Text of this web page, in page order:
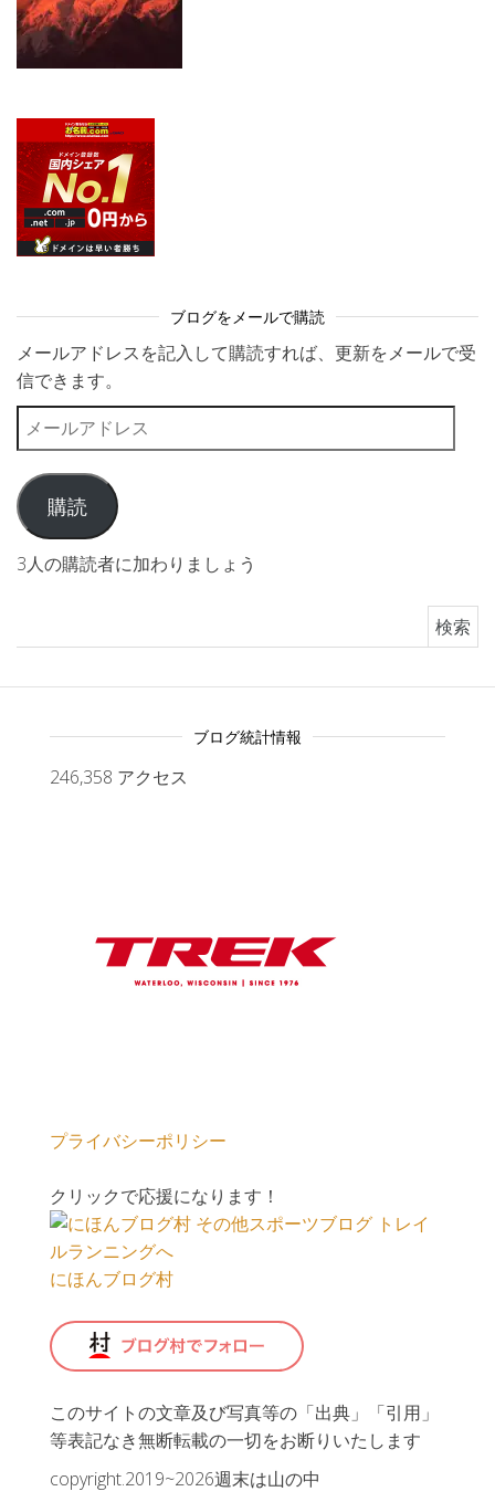
ブログをメールで購読
メールアドレスを記入して購読すれば、更新をメールで受
信できます。
メールアドレス
購読
3人の購読者に加わりましょう
ブログ統計情報
246,358 アクセス
プライバシーポリシー
クリックで応援になります！
にほんブログ村
このサイトの文章及び写真等の「出典」「引用」
等表記なき無断転載の一切をお断りいたします
copyright.2019~2026週末は山の中